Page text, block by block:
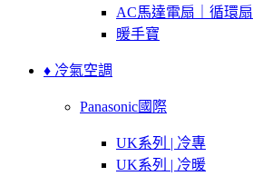
AC馬達電扇｜循環扇
暖手寶
♦ 冷氣空調
Panasonic國際
UK系列 | 冷專
UK系列 | 冷暖